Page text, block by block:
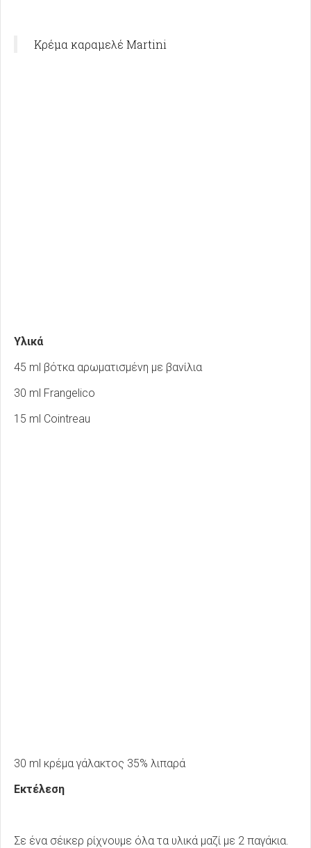
Κρέμα καραμελέ Martini
Υλικά
45 ml βότκα αρωματισμένη με βανίλια
30 ml Frangelico
15 ml Cointreau
30 ml κρέμα γάλακτος 35% λιπαρά
Εκτέλεση
Σε ένα σέικερ ρίχνουμε όλα τα υλικά μαζί με 2 παγάκια.